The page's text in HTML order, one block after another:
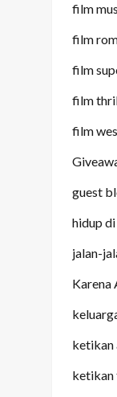
film
film
film
film
film
guest
hidup
jalan-
Karena
ketikan
ketikan